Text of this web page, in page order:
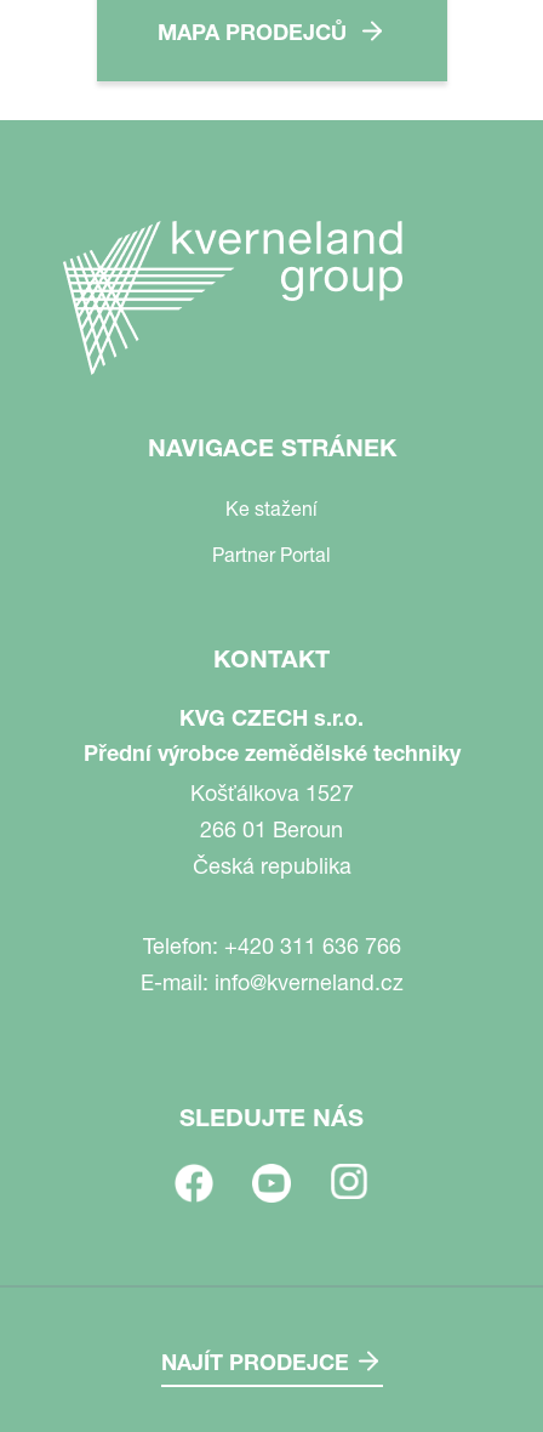
MAPA PRODEJCŮ
NAVIGACE STRÁNEK
Ke stažení
Partner Portal
KONTAKT
KVG CZECH s.r.o.
Přední výrobce zemědělské techniky
Košťálkova 1527
266 01 Beroun
Česká republika
Telefon: +420 311 636 766
E-mail: info@kverneland.cz
SLEDUJTE NÁS
NAJÍT PRODEJCE